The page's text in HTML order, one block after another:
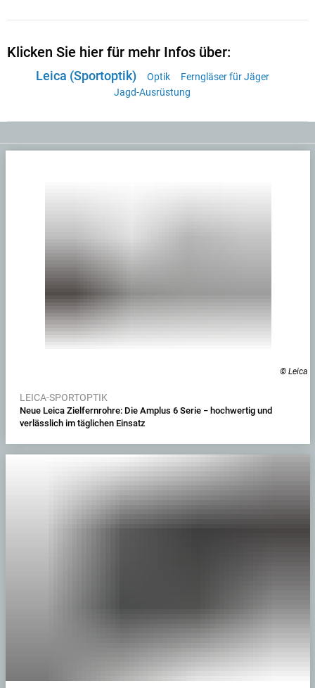
Klicken Sie hier für mehr Infos über:
Leica (Sportoptik) Optik
Ferngläser für Jäger
Jagd-Ausrüstung
© Leica
LEICA-SPORTOPTIK
Neue Leica Zielfernrohre: Die Amplus 6 Serie − hochwertig und
verlässlich im täglichen Einsatz